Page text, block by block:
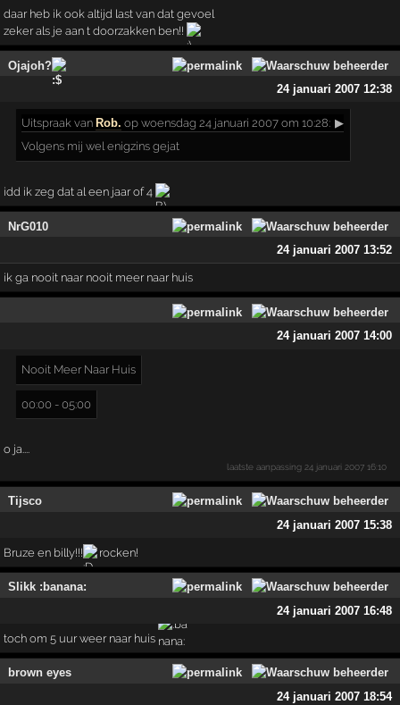
daar heb ik ook altijd last van dat gevoel
zeker als je aan t doorzakken ben!!
Ojajoh?
24 januari 2007 12:38
Uitspraak van Rob. op woensdag 24 januari 2007 om 10:28: ▶
Volgens mij wel enigzins gejat
idd ik zeg dat al een jaar of 4
NrG010
24 januari 2007 13:52
ik ga nooit naar nooit meer naar huis
24 januari 2007 14:00
Nooit Meer Naar Huis
00:00 - 05:00
o ja....
laatste aanpassing 24 januari 2007 16:10
Tijsco
24 januari 2007 15:38
Bruze en billy!!! rocken!
Slikk :banana:
24 januari 2007 16:48
toch om 5 uur weer naar huis
brown eyes
24 januari 2007 18:54